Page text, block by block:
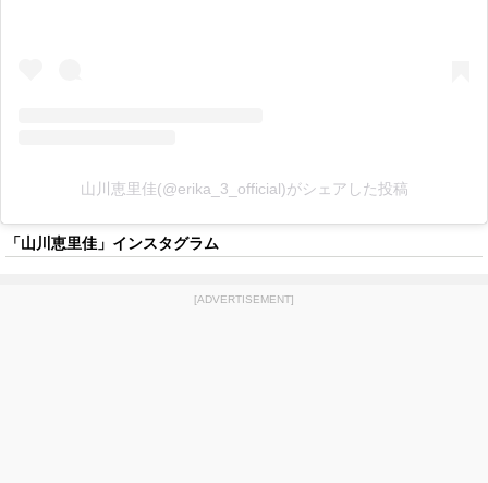
山川恵里佳(@erika_3_official)がシェアした投稿
「山川恵里佳」インスタグラム
[ADVERTISEMENT]